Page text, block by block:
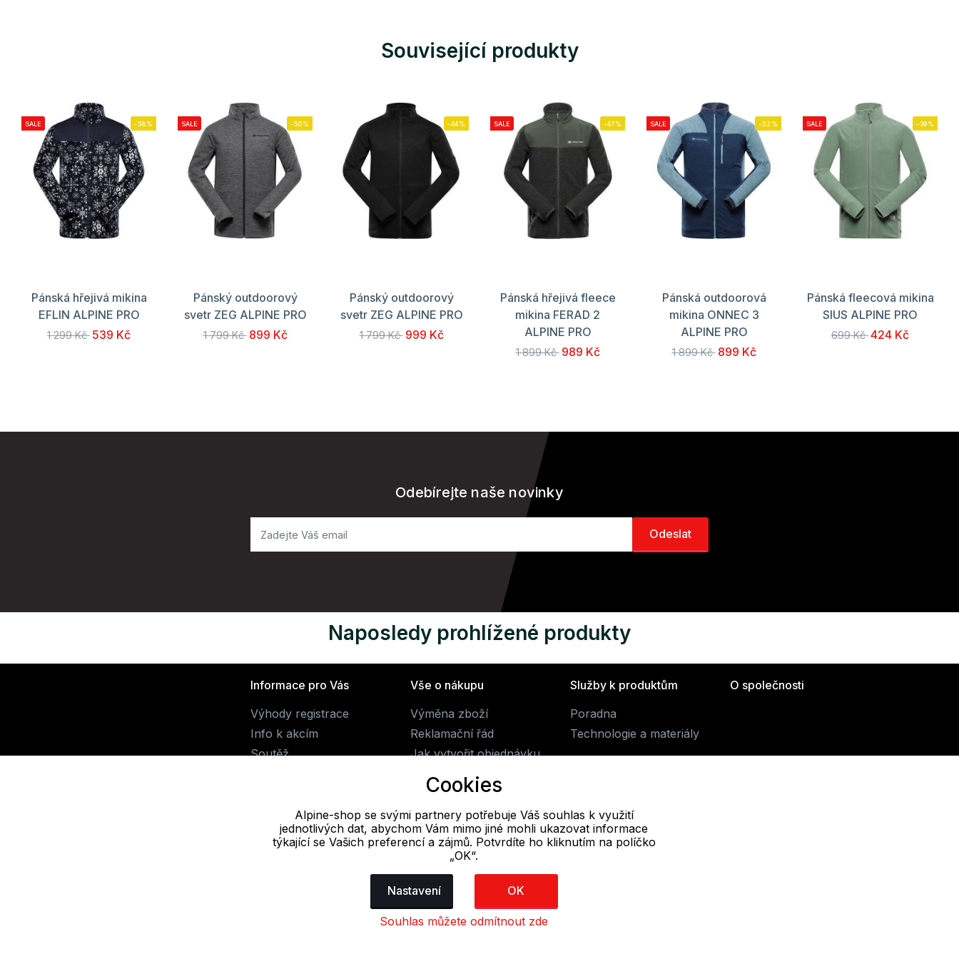
Související produkty
SALE -58%
Pánská hřejivá mikina
EFLIN ALPINE PRO
1 299 Kč 539 Kč
SALE -50%
Pánský outdoorový
svetr ZEG ALPINE PRO
1 799 Kč 899 Kč
-44%
Pánský outdoorový
svetr ZEG ALPINE PRO
1 799 Kč 999 Kč
SALE -47%
Pánská hřejivá fleece
mikina FERAD 2
ALPINE PRO
1 899 Kč 989 Kč
SALE -52%
Pánská outdoorová
mikina ONNEC 3
ALPINE PRO
1 899 Kč 899 Kč
SALE -39%
Pánská fleecová mikina
SIUS ALPINE PRO
699 Kč424 Kč
Odebírejte naše novinky
Naposledy prohlížené produkty
Informace pro Vás
Výhody registrace
Info k akcím
Soutěž
Vše o nákupu
Výměna zboží
Reklamační řád
Jak vytvořit objednávku
Obchodní podmínky
Doprava
Služby k produktům
Poradna
Technologie a materiály
O společnosti
E-mail
obchod@alpine-shop.cz
Cookies
Alpine-shop se svými partnery potřebuje Váš souhlas k využití
jednotlivých dat, abychom Vám mimo jiné mohli ukazovat informace
týkající se Vašich preferencí a zájmů. Potvrdíte ho kliknutím na políčko
„OK“.
Nastavení OK
Souhlas můžete odmítnout zde